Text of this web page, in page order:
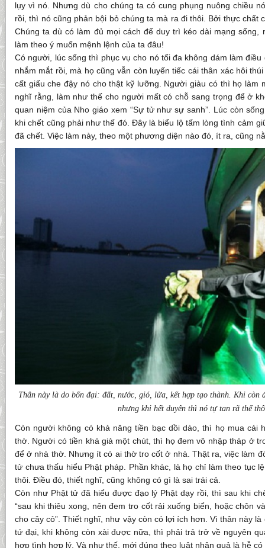
lụy vì nó. Nhưng dù cho chúng ta có cung phụng nuông chiều
rồi, thì nó cũng phản bội bỏ chúng ta mà ra đi thôi. Bởi thực chất
Chúng ta dù có làm đủ mọi cách để duy trì kéo dài mạng sống,
làm theo ý muốn mệnh lệnh của ta đâu!
Có người, lúc sống thì phục vụ cho nó tối đa không dám làm
nhắm mắt rồi, mà họ cũng vẫn còn luyến tiếc cái thân xác hôi
cất giấu che đậy nó cho thật kỹ lưỡng. Người giàu có thì họ làm
nghĩ rằng, làm như thế cho người mất có chỗ sang trọng để ở
quan niệm của Nho giáo xem “Sự tử như sự sanh”. Lúc còn
khi chết cũng phải như thế đó. Đây là biểu lộ tấm lòng tình cảm
đã chết. Việc làm này, theo một phương diện nào đó, ít ra, cũng
Thân này là do bốn đại: đất, nước, gió, lửa, kết hợp tạo thành. Khi còn
nhưng khi hết duyên thì nó tự tan rã thế
Còn người không có khả năng tiền bạc dồi dào, thì họ mua cái
thờ. Người có tiền khá giả một chút, thì họ đem vô nhập tháp ở
để ở nhà thờ. Nhưng ít có ai thờ tro cốt ở nhà. Thật ra, việc làm
tử chưa thấu hiểu Phật pháp. Phần khác, là họ chỉ làm theo tục
thôi. Điều đó, thiết nghĩ, cũng không có gì là sai trái cả.
Còn như Phật tử đã hiểu được đạo lý Phật dạy rồi, thì sau khi
“sau khi thiêu xong, nên đem tro cốt rải xuống biển, hoặc chôn
cho cây cỏ”. Thiết nghĩ, như vậy còn có lợi ích hơn. Vì thân này
tứ đại, khi không còn xài được nữa, thì phải trả trở về nguyên
hợp tình hợp lý. Và như thế, mới đúng theo luật nhân quả là hễ